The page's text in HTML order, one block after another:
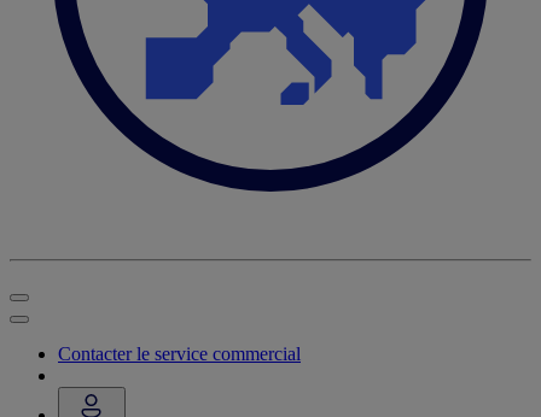
Contacter le service commercial